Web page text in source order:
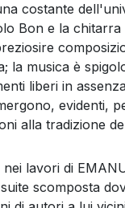
costante
Bon e la
la musica è
liberi in
evidenti,
alla tradizione
lavori di
scomposta